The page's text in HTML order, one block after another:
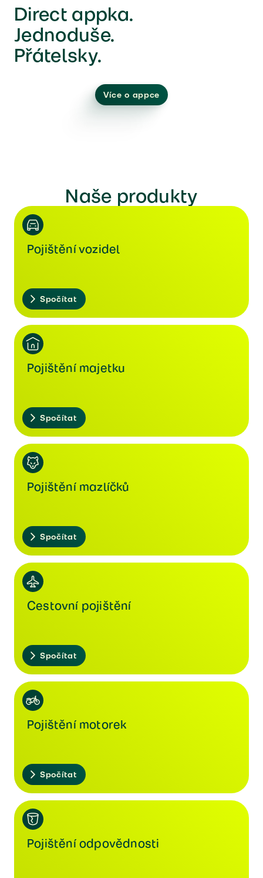
Direct appka.
Jednoduše.
Přátelsky.
Více o appce
Naše produkty
Pojištění vozidel
Spočítat
Pojištění majetku
Spočítat
Pojištění mazlíčků
Spočítat
Cestovní pojištění
Spočítat
Pojištění motorek
Spočítat
Pojištění odpovědnosti